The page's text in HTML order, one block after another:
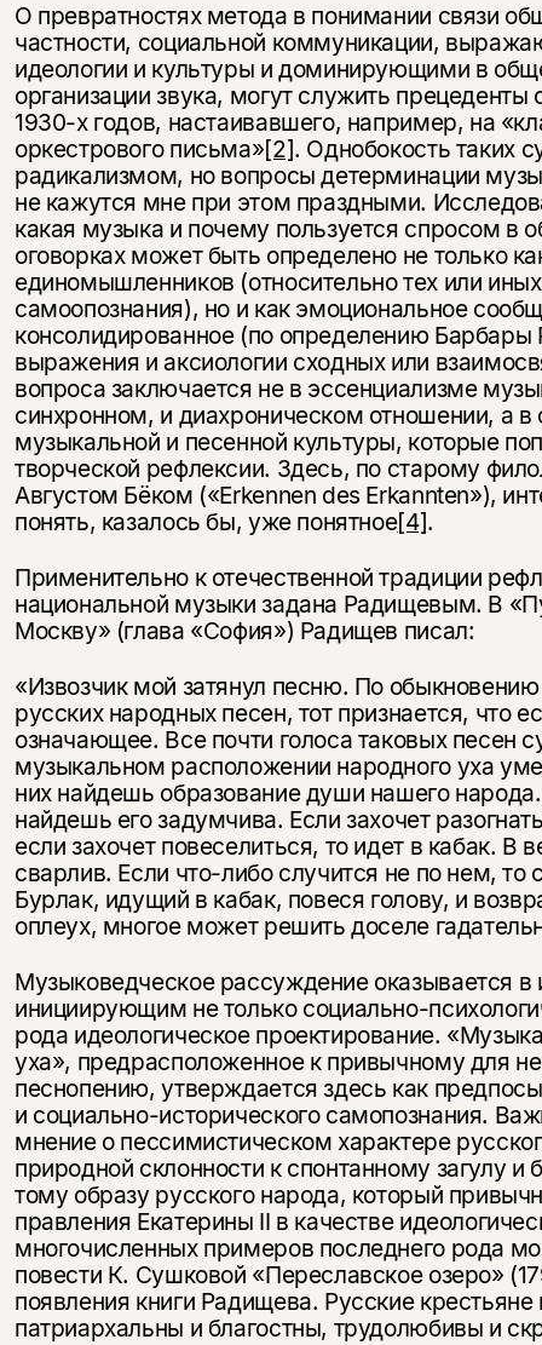
О превратностях метода в понимании связи
частности, социальной коммуникации,
идеологии и культуры и доминирующими в
организации звука, могут служить
1930-х годов, настаивавшего, например, на
оркестрового письма»[2]. Однобокость таких
радикализмом, но вопросы детерминации
не кажутся мне при этом праздными.
какая музыка и почему пользуется спросом в
оговорках может быть определено не только
единомышленников (относительно тех или
самоопознания), но и как эмоциональное
консолидированное (по определению Барбары
выражения и аксиологии сходных или
вопроса заключается не в эссенциализме
синхронном, и диахроническом отношении, а
музыкальной и песенной культуры, которые
творческой рефлексии. Здесь, по старому
Августом Бёком («Erkennen des Erkannten»),
понять, казалось бы, уже понятное[4].
Применительно к отечественной традиции
национальной музыки задана Радищевым. В
Москву» (глава «София») Радищев писал:
«Извозчик мой затянул песню. По
русских народных песен, тот признается, что
означающее. Все почти голоса таковых песен
музыкальном расположении народного уха
них найдешь образование души нашего
найдешь его задумчива. Если захочет
если захочет повеселиться, то идет в кабак.
сварлив. Если что-либо случится не по нем, то
Бурлак, идущий в кабак, повеся голову, и
оплеух, многое может решить доселе
Музыковедческое рассуждение оказывается
инициирующим не только социально-
рода идеологическое проектирование.
уха», предрасположенное к привычному для
песнопению, утверждается здесь как
и социально-исторического самопознания.
мнение о пессимистическом характере
природной склонности к спонтанному загулу
тому образу русского народа, который
правления Екатерины II в качестве
многочисленных примеров последнего рода
повести К. Сушковой «Переславское озеро»
появления книги Радищева. Русские
патриархальны и благостны, трудолюбивы и